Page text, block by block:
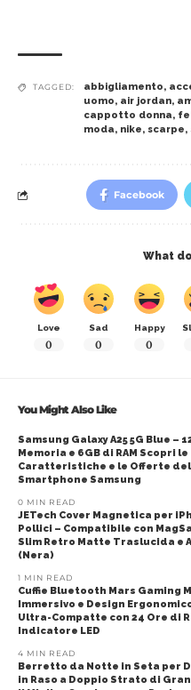
TAGGED: abbigliamento,
uomo, air jordan,
cappotto donna,
moda, nike, scarpe,
Facebook
What
Love
0
Sad
0
Happy
0
You Might Also Like
Samsung Galaxy A25 5G Blue –
Memoria e 6GB di RAM Scopri le
Caratteristiche e le Offerte del
Smartphone Samsung
0 MIN READ
JETech Cover Magnetica per
Pollici – Compatibile con
Slim Retro Matte Traslucida e
(Nera)
1 MIN READ
Cuffie Bluetooth Mars Gaming
Immersivo e Design
Ultra-Compatte con 24 Ore di
Indicatore LED
4 MIN READ
Berretto da Notte in Seta per
in Raso a Doppio Strato di